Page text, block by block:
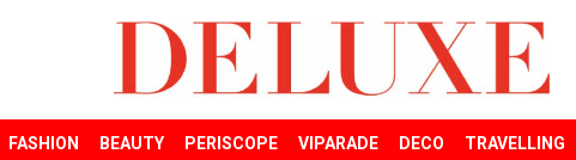
FASHION BEAUTY PERISCOPE VIPARADE DECO TRAVELLING